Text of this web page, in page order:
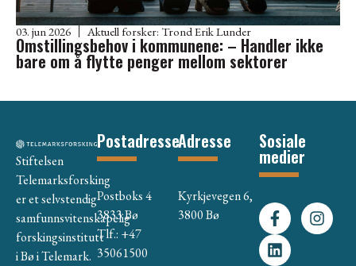
03. jun 2026 Aktuell forsker: Trond Erik Lunder
Omstillingsbehov i kommunene: – Handler ikke
bare om å flytte penger mellom sektorer
Stiftelsen
Telemarksforsking
er et selvstendig
samfunnsvitenskapelig
forskingsinstitutt
i Bø i Telemark.
Postadresse
Postboks 4
3833 Bø
Tlf.: +47
35061500
Adresse
Kyrkjevegen 6,
3800 Bø
Sosiale
medier